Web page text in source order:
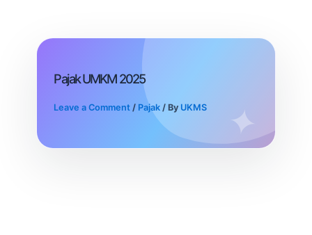
Pajak UMKM 2025
Leave a Comment / Pajak / By UKMS